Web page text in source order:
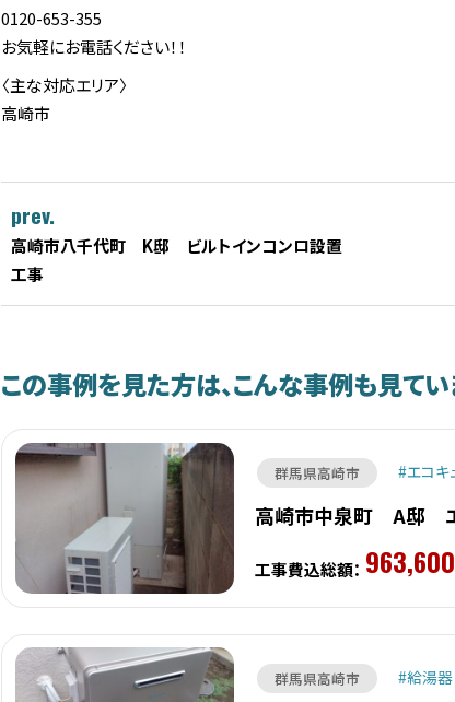
0120-653-355
お気軽にお電話ください！！
〈主な対応エリア〉
高崎市
prev.
高崎市八千代町 K邸 ビルトインコンロ設置
工事
この事例を見た方は、こんな事例も見て
群馬県高崎市 エコキ
高崎市中泉町 A邸 エ
工事費込総額： 963,600
群馬県高崎市 給湯器